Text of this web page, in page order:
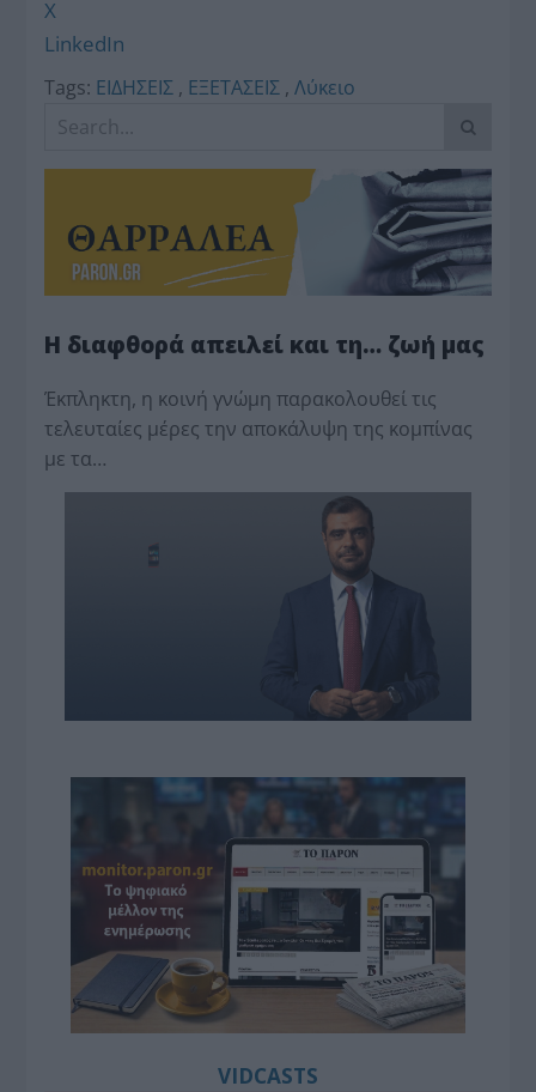
X
LinkedIn
Tags: ΕΙΔΗΣΕΙΣ , ΕΞΕΤΑΣΕΙΣ ,Λύκειο
Η διαφθορά απειλεί και τη… ζωή μας
Έκπληκτη, η κοινή γνώμη παρακολουθεί τις
τελευταίες μέρες την αποκάλυψη της κο­μπίνας
με τα…
VIDCASTS